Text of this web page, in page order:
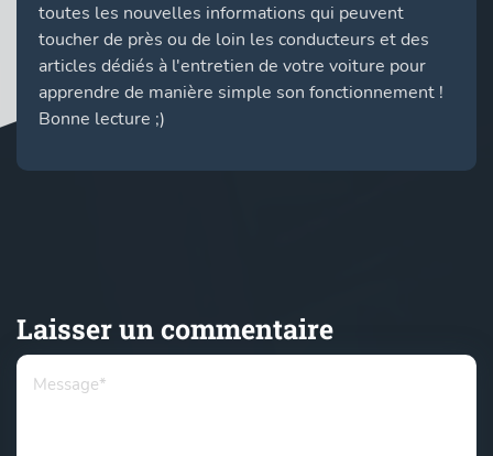
toutes les nouvelles informations qui peuvent
toucher de près ou de loin les conducteurs et des
articles dédiés à l'entretien de votre voiture pour
apprendre de manière simple son fonctionnement !
Bonne lecture ;)
Laisser un commentaire